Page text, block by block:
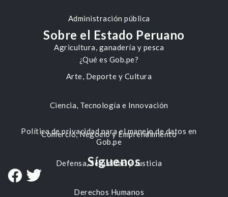
Administración pública
Agricultura, ganadería y pesca
Arte, Deporte y Cultura
Ciencia, Tecnología e Innovación
Comercio, Negocio y Emprendimiento
Defensa, Seguridad y Justicia
Derechos Humanos
Sobre el Estado Peruano
¿Qué es Gob.pe?
Política de privacidad para el manejo de datos en
Gob.pe
Síguenos